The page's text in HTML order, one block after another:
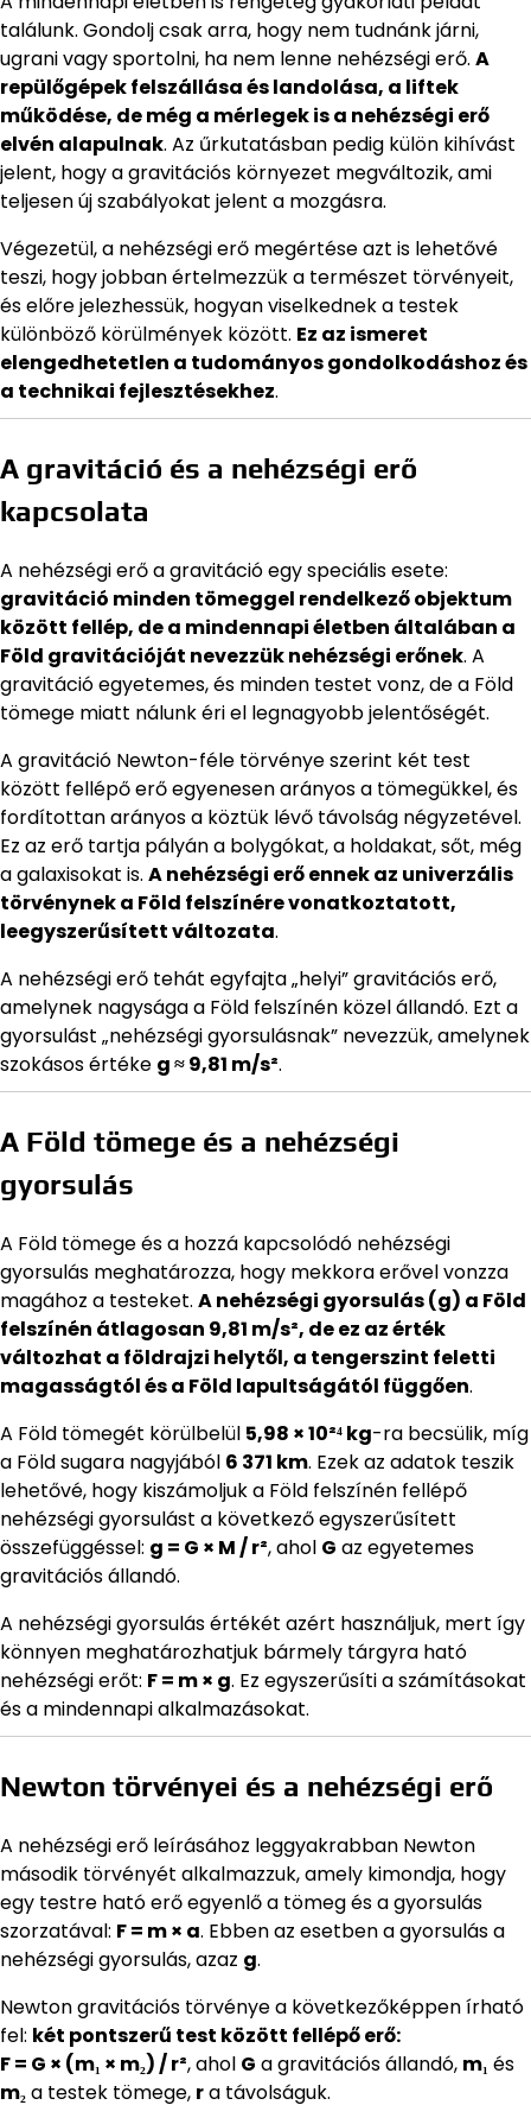
találunk. Gondolj csak arra, hogy nem tudnánk járni,
ugrani vagy sportolni, ha nem lenne nehézségi erő. A
repülőgépek felszállása és landolása, a liftek
működése, de még a mérlegek is a nehézségi erő
elvén alapulnak. Az űrkutatásban pedig külön kihívást
jelent, hogy a gravitációs környezet megváltozik, ami
teljesen új szabályokat jelent a mozgásra.
Végezetül, a nehézségi erő megértése azt is lehetővé
teszi, hogy jobban értelmezzük a természet törvényeit,
és előre jelezhessük, hogyan viselkednek a testek
különböző körülmények között. Ez az ismeret
elengedhetetlen a tudományos gondolkodáshoz és
a technikai fejlesztésekhez.
A gravitáció és a nehézségi erő
kapcsolata
A nehézségi erő a gravitáció egy speciális esete:
gravitáció minden tömeggel rendelkező objektum
között fellép, de a mindennapi életben általában a
Föld gravitációját nevezzük nehézségi erőnek. A
gravitáció egyetemes, és minden testet vonz, de a Föld
tömege miatt nálunk éri el legnagyobb jelentőségét.
A gravitáció Newton-féle törvénye szerint két test
között fellépő erő egyenesen arányos a tömegükkel, és
fordítottan arányos a köztük lévő távolság négyzetével.
Ez az erő tartja pályán a bolygókat, a holdakat, sőt, még
a galaxisokat is. A nehézségi erő ennek az univerzális
törvénynek a Föld felszínére vonatkoztatott,
leegyszerűsített változata.
A nehézségi erő tehát egyfajta „helyi” gravitációs erő,
amelynek nagysága a Föld felszínén közel állandó. Ezt a
gyorsulást „nehézségi gyorsulásnak” nevezzük, amelynek
szokásos értéke g ≈ 9,81 m/s².
A Föld tömege és a nehézségi
gyorsulás
A Föld tömege és a hozzá kapcsolódó nehézségi
gyorsulás meghatározza, hogy mekkora erővel vonzza
magához a testeket. A nehézségi gyorsulás (g) a Föld
felszínén átlagosan 9,81 m/s², de ez az érték
változhat a földrajzi helytől, a tengerszint feletti
magasságtól és a Föld lapultságától függően.
A Föld tömegét körülbelül 5,98 × 10²⁴ kg-ra becsülik, míg
a Föld sugara nagyjából 6 371 km. Ezek az adatok teszik
lehetővé, hogy kiszámoljuk a Föld felszínén fellépő
nehézségi gyorsulást a következő egyszerűsített
összefüggéssel: g = G × M / r², ahol G az egyetemes
gravitációs állandó.
A nehézségi gyorsulás értékét azért használjuk, mert így
könnyen meghatározhatjuk bármely tárgyra ható
nehézségi erőt: F = m × g. Ez egyszerűsíti a számításokat
és a mindennapi alkalmazásokat.
Newton törvényei és a nehézségi erő
A nehézségi erő leírásához leggyakrabban Newton
második törvényét alkalmazzuk, amely kimondja, hogy
egy testre ható erő egyenlő a tömeg és a gyorsulás
szorzatával: F = m × a. Ebben az esetben a gyorsulás a
nehézségi gyorsulás, azaz g.
Newton gravitációs törvénye a következőképpen írható
fel: két pontszerű test között fellépő erő:
F = G × (m₁ × m₂) / r², ahol G a gravitációs állandó, m₁ és
m₂a testek tömege, ra távolságuk.